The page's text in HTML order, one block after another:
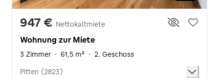
947 € Nettokaltmiete
Wohnung zur Miete
3 Zimmer · 61,5 m² · 2. Geschoss
Pitten (2823)